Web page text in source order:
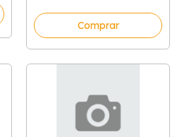
Comprar